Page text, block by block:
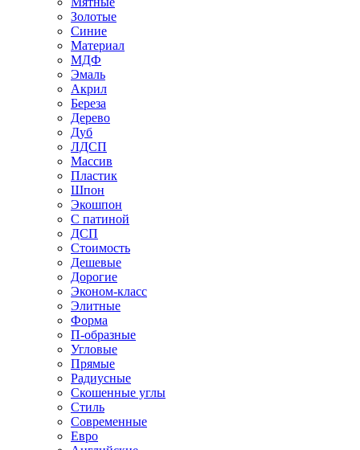
Золотые
Синие
Материал
МДФ
Эмаль
Акрил
Береза
Дерево
Дуб
ЛДСП
Массив
Пластик
Шпон
Экошпон
С патиной
ДСП
Стоимость
Дешевые
Дорогие
Эконом-класс
Элитные
Форма
П-образные
Угловые
Прямые
Радиусные
Скошенные углы
Стиль
Современные
Евро